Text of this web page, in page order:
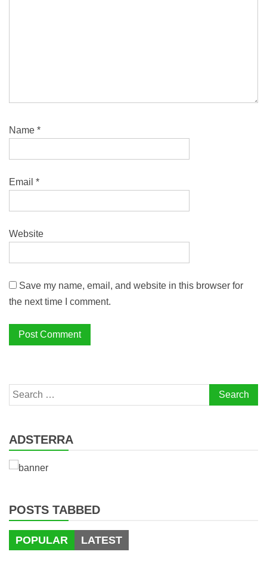
Name *
Email *
Website
Save my name, email, and website in this browser for
the next time I comment.
Search
for:
ADSTERRA
POSTS TABBED
POPULAR LATEST